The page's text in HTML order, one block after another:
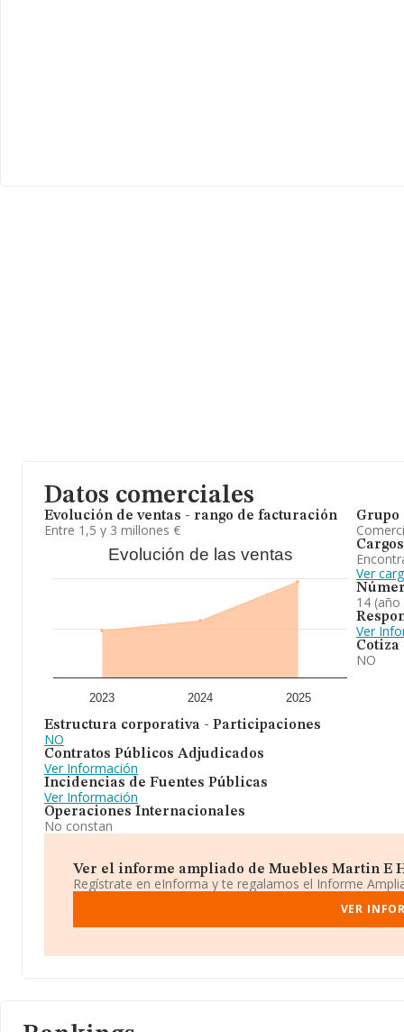
Datos comerciales
Evolución de ventas - rango de facturación
Entre 1,5 y 3 millones €
Evolución de las ventas
2023 2024 2025
Estructura corporativa - Participaciones
NO
Contratos Públicos Adjudicados
Ver Información
Incidencias de Fuentes Públicas
Ver Información
Operaciones Internacionales
No constan
Grupo
Cargos
Ver
14 (año
Ver
Cotiza
NO
Ver el informe ampliado de Muebles Martin E
Regístrate en eInforma y te regalamos el Informe
VER